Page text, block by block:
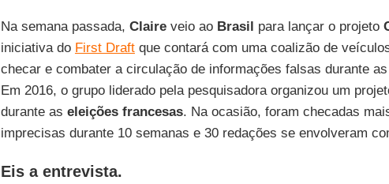
Na semana passada, Claireveio ao Brasil para lançar o projeto
iniciativa do First Draftque contará com uma coalizão de
checar e combater a circulação de informações falsas durante as
Em 2016, o grupo liderado pela pesquisadora organizou um
durante as eleições francesas. Na ocasião, foram checadas
imprecisas durante 10 semanas e 30 redações se envolveram
Eis a entrevista.